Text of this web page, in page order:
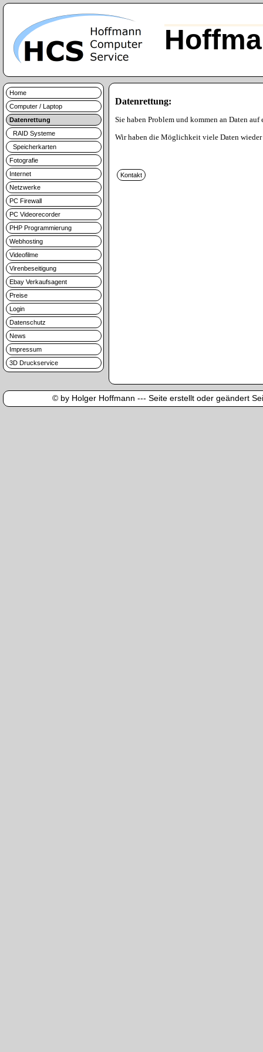
Home
Computer / Laptop
Datenrettung
RAID Systeme
Speicherkarten
Fotografie
Internet
Netzwerke
PC Firewall
PC Videorecorder
PHP Programmierung
Webhosting
Videofilme
Virenbeseitigung
Ebay Verkaufsagent
Preise
Login
Datenschutz
News
Impressum
3D Druckservice
Datenrettung:
Sie haben Problem und kommen an Daten
Wir haben die Möglichkeit viele Daten wieder
© by Holger Hoffmann --- Seite erstellt oder geändert